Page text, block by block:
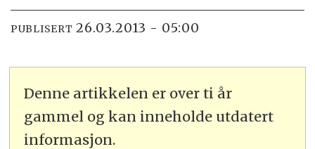
PUBLISERT 26.03.2013 - 05:00
Denne artikkelen er over ti år
gammel og kan inneholde utdatert
informasjon.